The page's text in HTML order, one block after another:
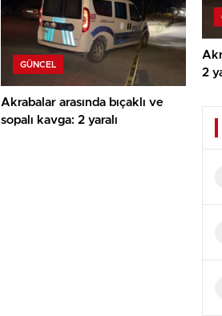
GÜNCEL
Akrabalar arasında bıçaklı ve
sopalı kavga: 2 yaralı
2